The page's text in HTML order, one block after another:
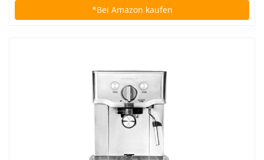
*Bei Amazon kaufen